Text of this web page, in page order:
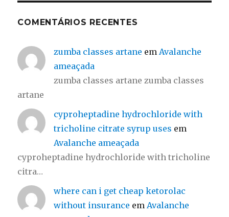
COMENTÁRIOS RECENTES
zumba classes artane em Avalanche
ameaçada
zumba classes artane zumba classes
artane
cyproheptadine hydrochloride with
tricholine citrate syrup uses em
Avalanche ameaçada
cyproheptadine hydrochloride with tricholine
citra…
where can i get cheap ketorolac
without insurance em Avalanche